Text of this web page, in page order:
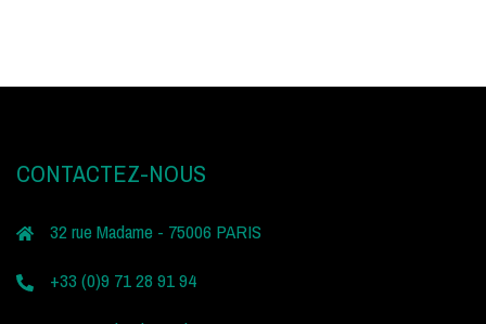
CONTACTEZ-NOUS
32 rue Madame - 75006 PARIS
+33 (0)9 71 28 91 94